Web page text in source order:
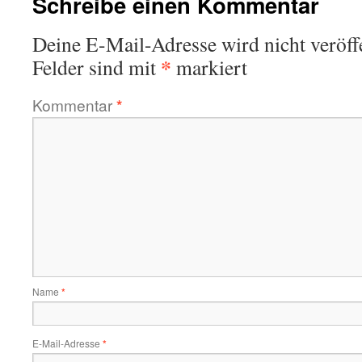
Deine E-Mail-Adresse wird nicht
Felder sind mit * markiert
Kommentar*
Name *
E-Mail-Adresse *